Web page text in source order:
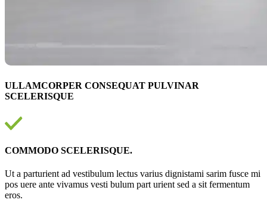
ULLAMCORPER CONSEQUAT PULVINAR
SCELERISQUE
COMMODO SCELERISQUE.
Ut a parturient ad vestibulum lectus varius dignistami sarim fusce mi
pos uere ante vivamus vesti bulum part urient sed a sit fermentum
eros.